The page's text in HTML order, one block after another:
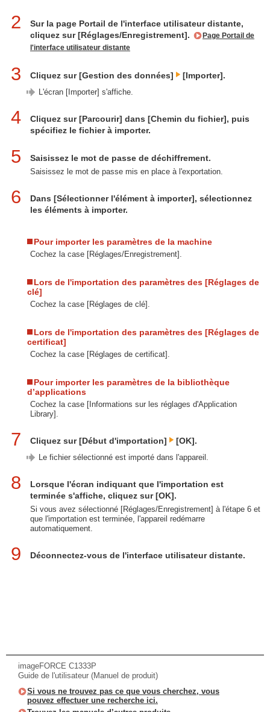
2
Sur la page Portail de l'interface utilisateur distante,
cliquez sur [Réglages/Enregistrement].
Page Portail de
l'interface utilisateur distante
3 Cliquez sur [Gestion des données] [Importer].
L'écran [Importer] s'affiche.
4
Cliquez sur [Parcourir] dans [Chemin du fichier], puis
spécifiez le fichier à importer.
5 Saisissez le mot de passe de déchiffrement.
Saisissez le mot de passe mis en place à l'exportation.
6
Dans [Sélectionner l'élément à importer], sélectionnez
les éléments à importer.
Pour importer les paramètres de la machine
Cochez la case [Réglages/Enregistrement].
Lors de l'importation des paramètres des [Réglages de
clé]
Cochez la case [Réglages de clé].
Lors de l'importation des paramètres des [Réglages de
certificat]
Cochez la case [Réglages de certificat].
Pour importer les paramètres de la bibliothèque
d’applications
Cochez la case [Informations sur les réglages d'Application
Library].
7 Cliquez sur [Début d'importation] [OK].
Le fichier sélectionné est importé dans l'appareil.
8
Lorsque l'écran indiquant que l'importation est
terminée s'affiche, cliquez sur [OK].
Si vous avez sélectionné [Réglages/Enregistrement] à l'étape 6 et
que l'importation est terminée, l'appareil redémarre
automatiquement.
9 Déconnectez-vous de l'interface utilisateur distante.
imageFORCE C1333P
Guide de l'utilisateur (Manuel de produit)
Si vous ne trouvez pas ce que vous cherchez, vous
pouvez effectuer une recherche ici.